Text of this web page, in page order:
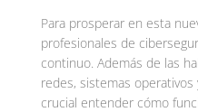
Para prosperar en esta
profesionales de
continuo. Además de las
redes, sistemas
crucial entender cómo